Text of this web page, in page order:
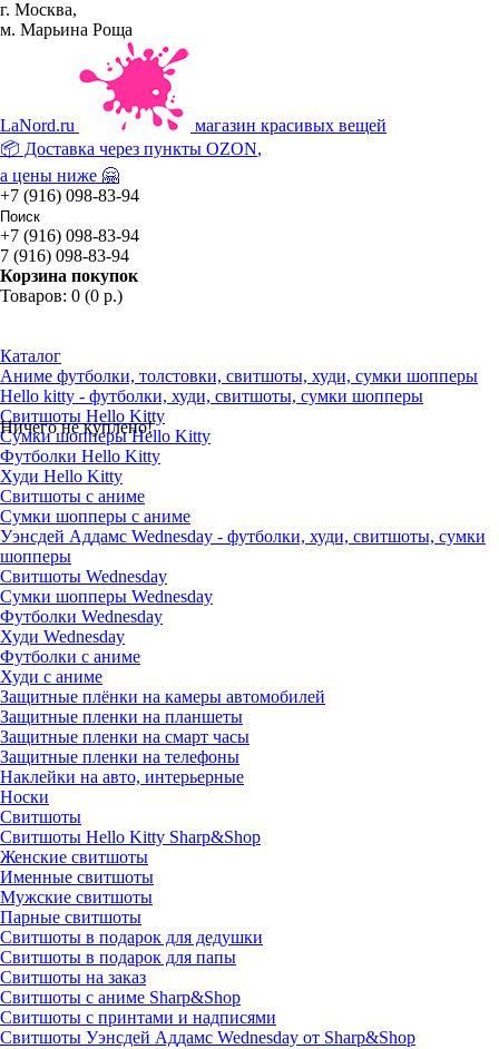
г. Москва,
м. Марьина Роща
LaNord.ru
магазин красивых вещей
📦 Доставка через пункты OZON,
а цены ниже 🤗
+7 (916) 098-83-94
+7 (916) 098-83-94
7 (916) 098-83-94
Корзина покупок
Товаров: 0 (0 р.)
Ничего не куплено!
Каталог
Аниме футболки, толстовки, свитшоты, худи, сумки шопперы
Hello kitty - футболки, худи, свитшоты, сумки шопперы
Свитшоты Hello Kitty
Сумки шопперы Hello Kitty
Футболки Hello Kitty
Худи Hello Kitty
Свитшоты с аниме
Сумки шопперы с аниме
Уэнсдей Аддамс Wednesday - футболки, худи, свитшоты, сумки
шопперы
Свитшоты Wednesday
Сумки шопперы Wednesday
Футболки Wednesday
Худи Wednesday
Футболки с аниме
Худи с аниме
Защитные плёнки на камеры автомобилей
Защитные пленки на планшеты
Защитные пленки на смарт часы
Защитные пленки на телефоны
Наклейки на авто, интерьерные
Носки
Свитшоты
Cвитшоты Hello Kitty Sharp&Shop
Женские свитшоты
Именные свитшоты
Мужские свитшоты
Парные свитшоты
Свитшоты в подарок для дедушки
Свитшоты в подарок для папы
Свитшоты на заказ
Свитшоты с аниме Sharp&Shop
Свитшоты с принтами и надписями
Свитшоты Уэнсдей Аддамс Wednesday от Sharp&Shop